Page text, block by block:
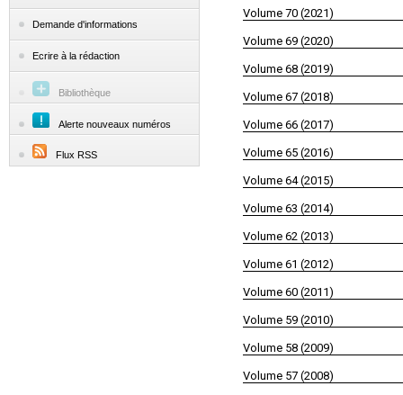
Demande d'informations
Ecrire à la rédaction
Bibliothèque
Alerte nouveaux numéros
Flux RSS
Volume 70 (2021)
Volume 69 (2020)
Volume 68 (2019)
Volume 67 (2018)
Volume 66 (2017)
Volume 65 (2016)
Volume 64 (2015)
Volume 63 (2014)
Volume 62 (2013)
Volume 61 (2012)
Volume 60 (2011)
Volume 59 (2010)
Volume 58 (2009)
Volume 57 (2008)